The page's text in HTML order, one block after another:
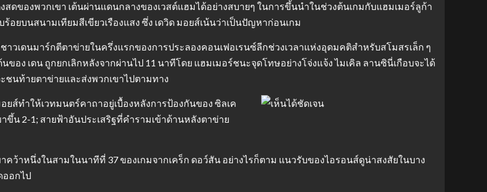
ดของพวกเขา เต้นผ่านแดนกลางของเวสต์แฮมได้อย่างสบายๆ ในการขึ้นนำในช่วงต้นเกมกับแฮมเมอร์ลูก้า
ร้อยบนสนามเทียมสีเขียวเรืองแสง ซึ่ง เดวิด มอยส์เน้นว่าเป็นปัญหาก่อนเกม
าวเดนมาร์กตีตาข่ายในครึ่งแรกของการประลองคอนเฟอเรนซ์ลีกช่วงเวลาแห่งอุดมคติสำหรับสโมสรเล็ก ๆ
ง เดน ถูกยกเลิกหลังจากผ่านไป 11 นาทีโดย แฮมเมอร์ชนะจุดโทษอย่างโจ่งแจ้ง ไมเคิล ลานซินี่เกือบจะได้
ชนท้ายตาข่ายและส่งพวกเขาไปตามทาง
ส์ทำให้เวทมนตร์คาถาอยู่เบื้องหลังการป้องกันของ ซิลเค
น 2-1; สายฟ้าอันประเสริฐที่คำรามเข้าด้านหลังตาข่าย
คว้าหนึ่งในสามในนาทีที่ 37 ของเกมจากเคร็ก ดอว์สัน อย่างไรก็ตาม แนวรับของไอรอนส์ดูน่าสงสัยในบาง
ออกไป